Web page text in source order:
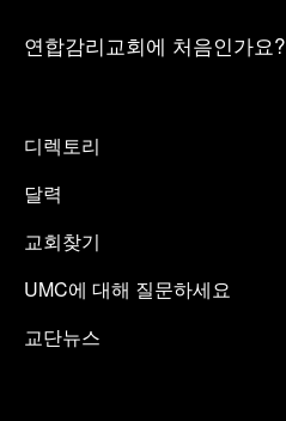
연합감리교회에 처음인가요?
디렉토리
달력
교회찾기
UMC에 대해 질문하세요
교단뉴스